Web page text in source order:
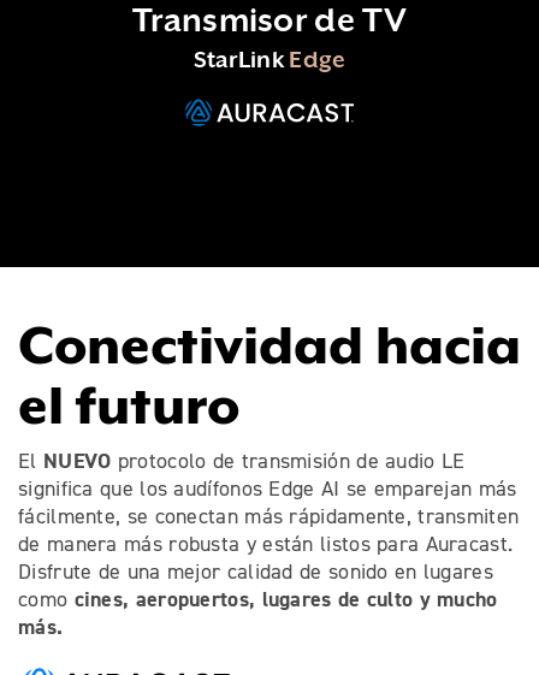
Transmisor de TV
StarLinkEdge
Conectividad hacia
el futuro
El NUEVO protocolo de transmisión de audio LE
significa que los audífonos Edge AI se emparejan más
fácilmente, se conectan más rápidamente, transmiten
de manera más robusta y están listos para Auracast.
Disfrute de una mejor calidad de sonido en lugares
como cines, aeropuertos, lugares de culto y mucho
más.